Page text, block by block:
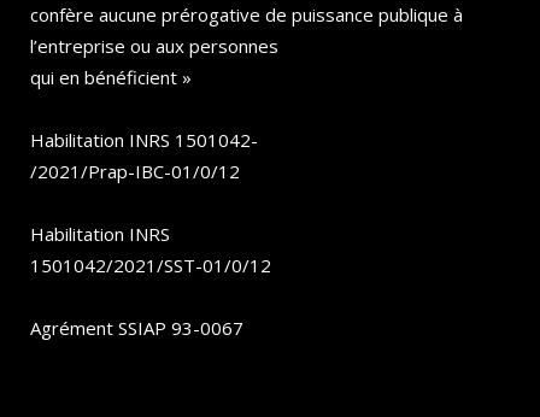
confère aucune prérogative de puissance publique à
l’entreprise ou aux personnes
qui en bénéficient »
Habilitation INRS 1501042-
/2021/Prap-IBC-01/0/12
Habilitation INRS
1501042/2021/SST-01/0/12
Agrément SSIAP 93-0067